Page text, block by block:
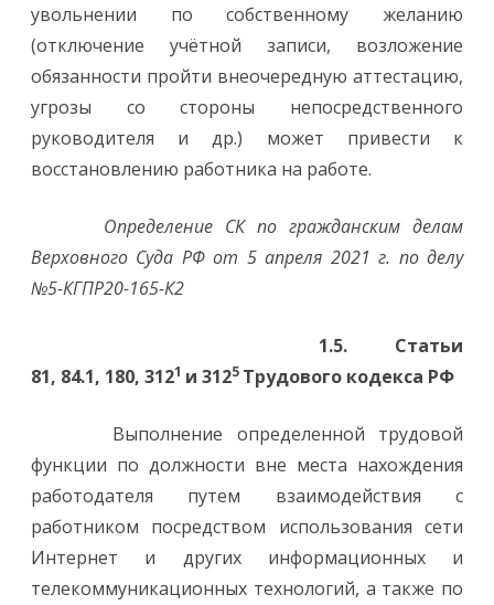
увольнении по собственному желанию
(отключение учётной записи, возложение
обязанности пройти внеочередную аттестацию,
угрозы со стороны непосредственного
руководителя и др.) может привести к
восстановлению работника на работе.
Определение СК по гражданским делам
Верховного Суда РФ от 5 апреля 2021 г. по делу
№5-КГПР20-165-К2
1.5. Статьи
81, 84.1, 180, 3121 и 3125 Трудового кодекса РФ
Выполнение определенной трудовой
функции по должности вне места нахождения
работодателя путем взаимодействия с
работником посредством использования сети
Интернет и других информационных и
телекоммуникационных технологий, а также по